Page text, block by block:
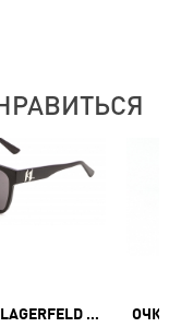
ОЧКИ KARL LAGERFELD KL 6087S 001